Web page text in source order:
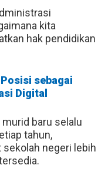
kita
hak pendidikan
sebagai
Digital
baru selalu
tahun,
negeri lebih